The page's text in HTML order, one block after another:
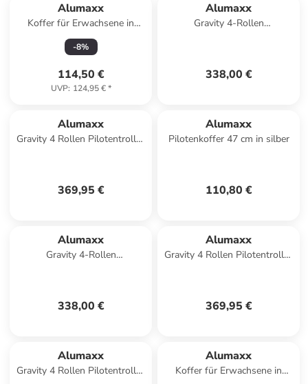
Alumaxx
Koffer für Erwachsene in
silber
-8%
114,50 €
UVP: 124,95 €*
Alumaxx
Gravity 4-Rollen
338,00 €
Alumaxx
Gravity 4 Rollen Pilotentrolley
369,95 €
Alumaxx
Pilotenkoffer 47 cm in silber
110,80 €
Alumaxx
Gravity 4-Rollen
338,00 €
Alumaxx
Gravity 4 Rollen Pilotentrolley
369,95 €
Alumaxx
Gravity 4 Rollen Pilotentrolley
Alumaxx
Koffer für Erwachsene in